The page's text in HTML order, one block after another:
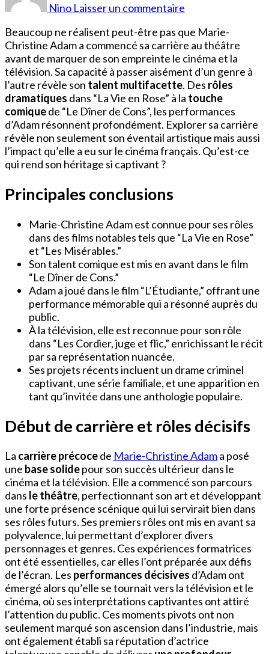
Nino Laisser un commentaire
séries
TV
avec
Marie-
Christine
Adam
Beaucoup ne réalisent peut-être pas que Marie-
Christine Adam a commencé sa carrière au théâtre
avant de marquer de son empreinte le cinéma et la
télévision. Sa capacité à passer aisément d’un genre à
l’autre révèle son talent multifacette. Des rôles
dramatiques dans “La Vie en Rose” à la touche
comiquede “Le Dîner de Cons”, les performances
d’Adam résonnent profondément. Explorer sa carrière
révèle non seulement son éventail artistique mais aussi
l’impact qu’elle a eu sur le cinéma français. Qu’est-ce
qui rend son héritage si captivant ?
Principales conclusions
Marie-Christine Adam est connue pour ses rôles
dans des films notables tels que “La Vie en Rose”
et “Les Misérables.”
Son talent comique est mis en avant dans le film
“Le Dîner de Cons.”
Adam a joué dans le film “L’Étudiante,” offrant une
performance mémorable qui a résonné auprès du
public.
À la télévision, elle est reconnue pour son rôle
dans “Les Cordier, juge et flic,” enrichissant le récit
par sa représentation nuancée.
Ses projets récents incluent un drame criminel
captivant, une série familiale, et une apparition en
tant qu’invitée dans une anthologie populaire.
Début de carrière et rôles décisifs
La carrière précocede Marie-Christine Adama posé
une base solidepour son succès ultérieur dans le
cinéma et la télévision. Elle a commencé son parcours
dans le théâtre, perfectionnant son art et développant
une forte présence scénique qui lui servirait bien dans
ses rôles futurs. Ses premiers rôles ont mis en avant sa
polyvalence, lui permettant d’explorer divers
personnages et genres. Ces expériences formatrices
ont été essentielles, car elles l’ont préparée aux défis
de l’écran. Les performances décisives d’Adam ont
émergé alors qu’elle se tournait vers la télévision et le
cinéma, où ses interprétations captivantes ont attiré
l’attention du public. Ces moments pivots ont non
seulement marqué son ascension dans l’industrie, mais
ont également établi sa réputation d’actrice